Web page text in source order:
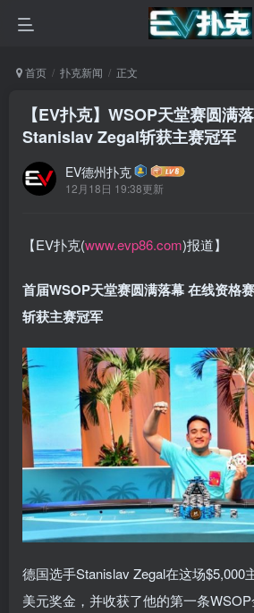
首页 扑克新闻 正文
【EV扑克】WSOP天堂赛圆满
Stanislav Zegal斩获主赛冠军
EV德州扑克
12月18日 19:38更新
【EV扑克(www.evp86.com)报道】
首届WSOP天堂赛圆满落幕 在线资格
斩获主赛冠军
德国选手Stanislav Zegal在这场$5,000
美元奖金，并收获了他的第一条